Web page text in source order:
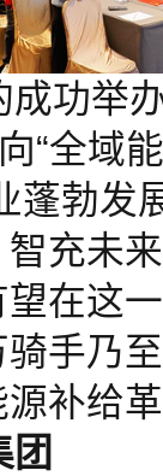
功举
“全域
蓬勃发
充未
在这
手乃
补给
团